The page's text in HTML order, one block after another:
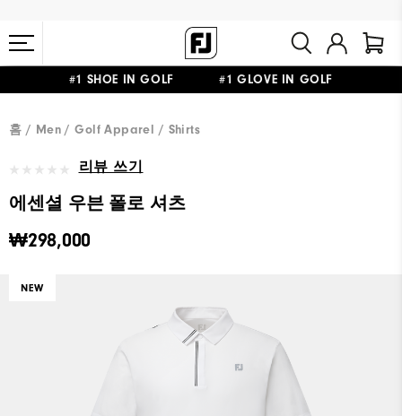
#1 SHOE IN GOLF #1 GLOVE IN GOLF
홈 Men Golf Apparel Shirts
리뷰 쓰기
에센셜 우븐 폴로 셔츠
₩298,000
NEW